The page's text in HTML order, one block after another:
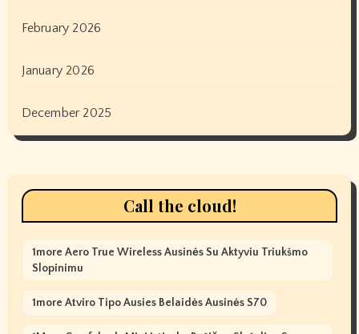
February 2026
January 2026
December 2025
Call the cloud!
1more Aero True Wireless Ausinės Su Aktyviu Triukšmo
Slopinimu
1more Atviro Tipo Ausies Belaidės Ausinės S70